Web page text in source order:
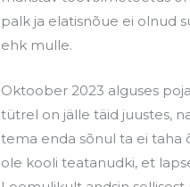
palk ja elatisnõue ei olnud
ehk mulle.
Oktoober 2023 alguses
tütrel on jälle täid juustes,
tema enda sõnul ta ei taha
ole kooli teatanudki, et